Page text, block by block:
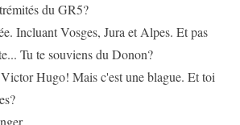
du GR5?
Incluant Vosges, Jura et Alpes. Et pas
Tu te souviens du Donon?
Hugo! Mais c'est une blague. Et toi